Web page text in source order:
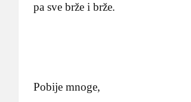
pa sve brže i brže.
Pobije mnoge,